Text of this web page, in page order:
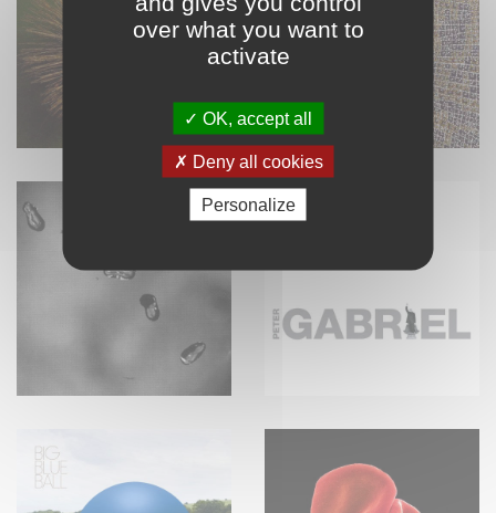
over what you want to
activate
OK, accept all
Deny all cookies
Personalize